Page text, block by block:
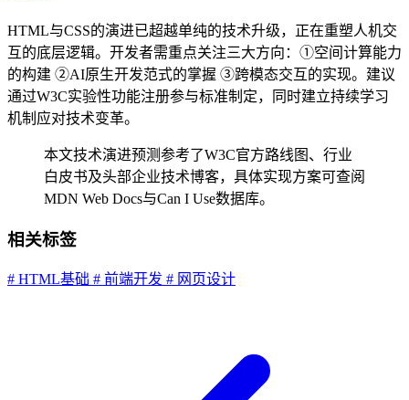
HTML与CSS的演进已超越单纯的技术升级，正在重塑人机交
互的底层逻辑。开发者需重点关注三大方向：①空间计算能力
的构建 ②AI原生开发范式的掌握 ③跨模态交互的实现。建议
通过W3C实验性功能注册参与标准制定，同时建立持续学习
机制应对技术变革。
本文技术演进预测参考了W3C官方路线图、行业
白皮书及头部企业技术博客，具体实现方案可查阅
MDN Web Docs与Can I Use数据库。
相关标签
# HTML基础 # 前端开发 # 网页设计